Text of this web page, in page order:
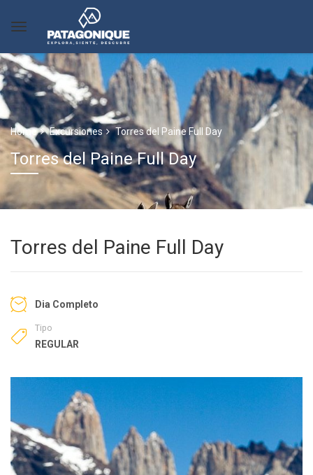
Home Excursiones Torres del Paine Full Day
Torres del Paine Full Day
Torres del Paine Full Day
Dia Completo
Tipo
REGULAR